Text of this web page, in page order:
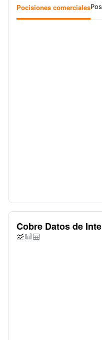
Pocisiones comerciales
Cobre Datos de
 